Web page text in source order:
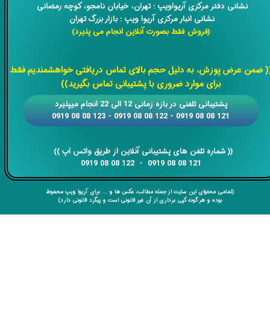
​​نشانی دفتر مرکزی آریواویپ : تهران، خیابان نامجو،کوچه رمضانی
نشانی انبار مرکزی آریوا ویپ : بازار بزرگ تهران
(فروش فقط بصورت آنلاین انجام می پذیرد)
ضمن عرض پوزش، به دلیل حجم بالای تماس دریافتی خواهشمندیم فقط
برای موارد ضروری با پشتیبانی تماس بگیرید))
​​​​​​​​​​​​​​(( ​​​​​​​شماره تلفن های پشتیبانی آنلاین از طریق واتس اپ ))
​​​​​​​121 08 08 0919 - 122 08 08 0919
​​پشتیبانی تلفنی در بازه زمانی 12 الی 22 انجام میپذیرد
121 08 08 0919 - 122 08 08 0919 - 123 08 08 0919
(تمامی محتوای این سایت از جمله مطالب، عکس ها و ... برای آریوا ویپ محفوظ
بوده و هر گونه کپی برداری از آن غیر قانونی است و پیگرد قانونی دارد)